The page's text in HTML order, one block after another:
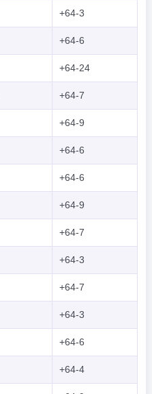
+64-3
+64-6
+64-24
+64-7
+64-9
+64-6
+64-6
+64-9
+64-7
+64-3
+64-7
+64-3
+64-6
+64-4